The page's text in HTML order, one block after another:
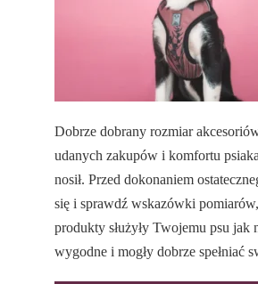
Dobrze dobrany rozmiar
udanych zakupów i komfortu
nosił. Przed dokonaniem
się i sprawdź wskazówki
produkty służyły Twojemu psu jak
wygodne i mogły dobrze spełniać